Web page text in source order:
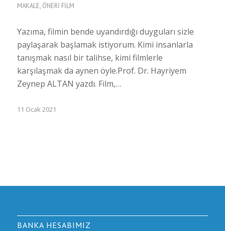
MAKALE, ÖNERI FILM
Yazıma, filmin bende uyandırdığı duyguları sizle
paylaşarak başlamak istiyorum. Kimi insanlarla
tanışmak nasıl bir talihse, kimi filmlerle
karşılaşmak da aynen öyle.Prof. Dr. Hayriyem
Zeynep ALTAN yazdı. Film,…
11 Ocak 2021
BANKA HESABIMIZ